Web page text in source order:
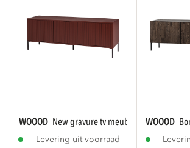
WOOOD new gravure tv meubel 150 cm
Levering uit voorraad
WOOOD